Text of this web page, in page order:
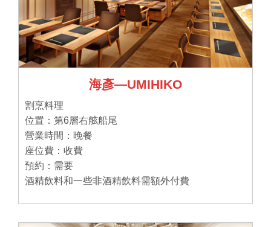
海彥―UMIHIKO
割烹料理
位置：第6層右舷船尾
營業時間：晚餐
座位費：收費
預約：需要
酒精飲料和一些非酒精飲料需額外付費